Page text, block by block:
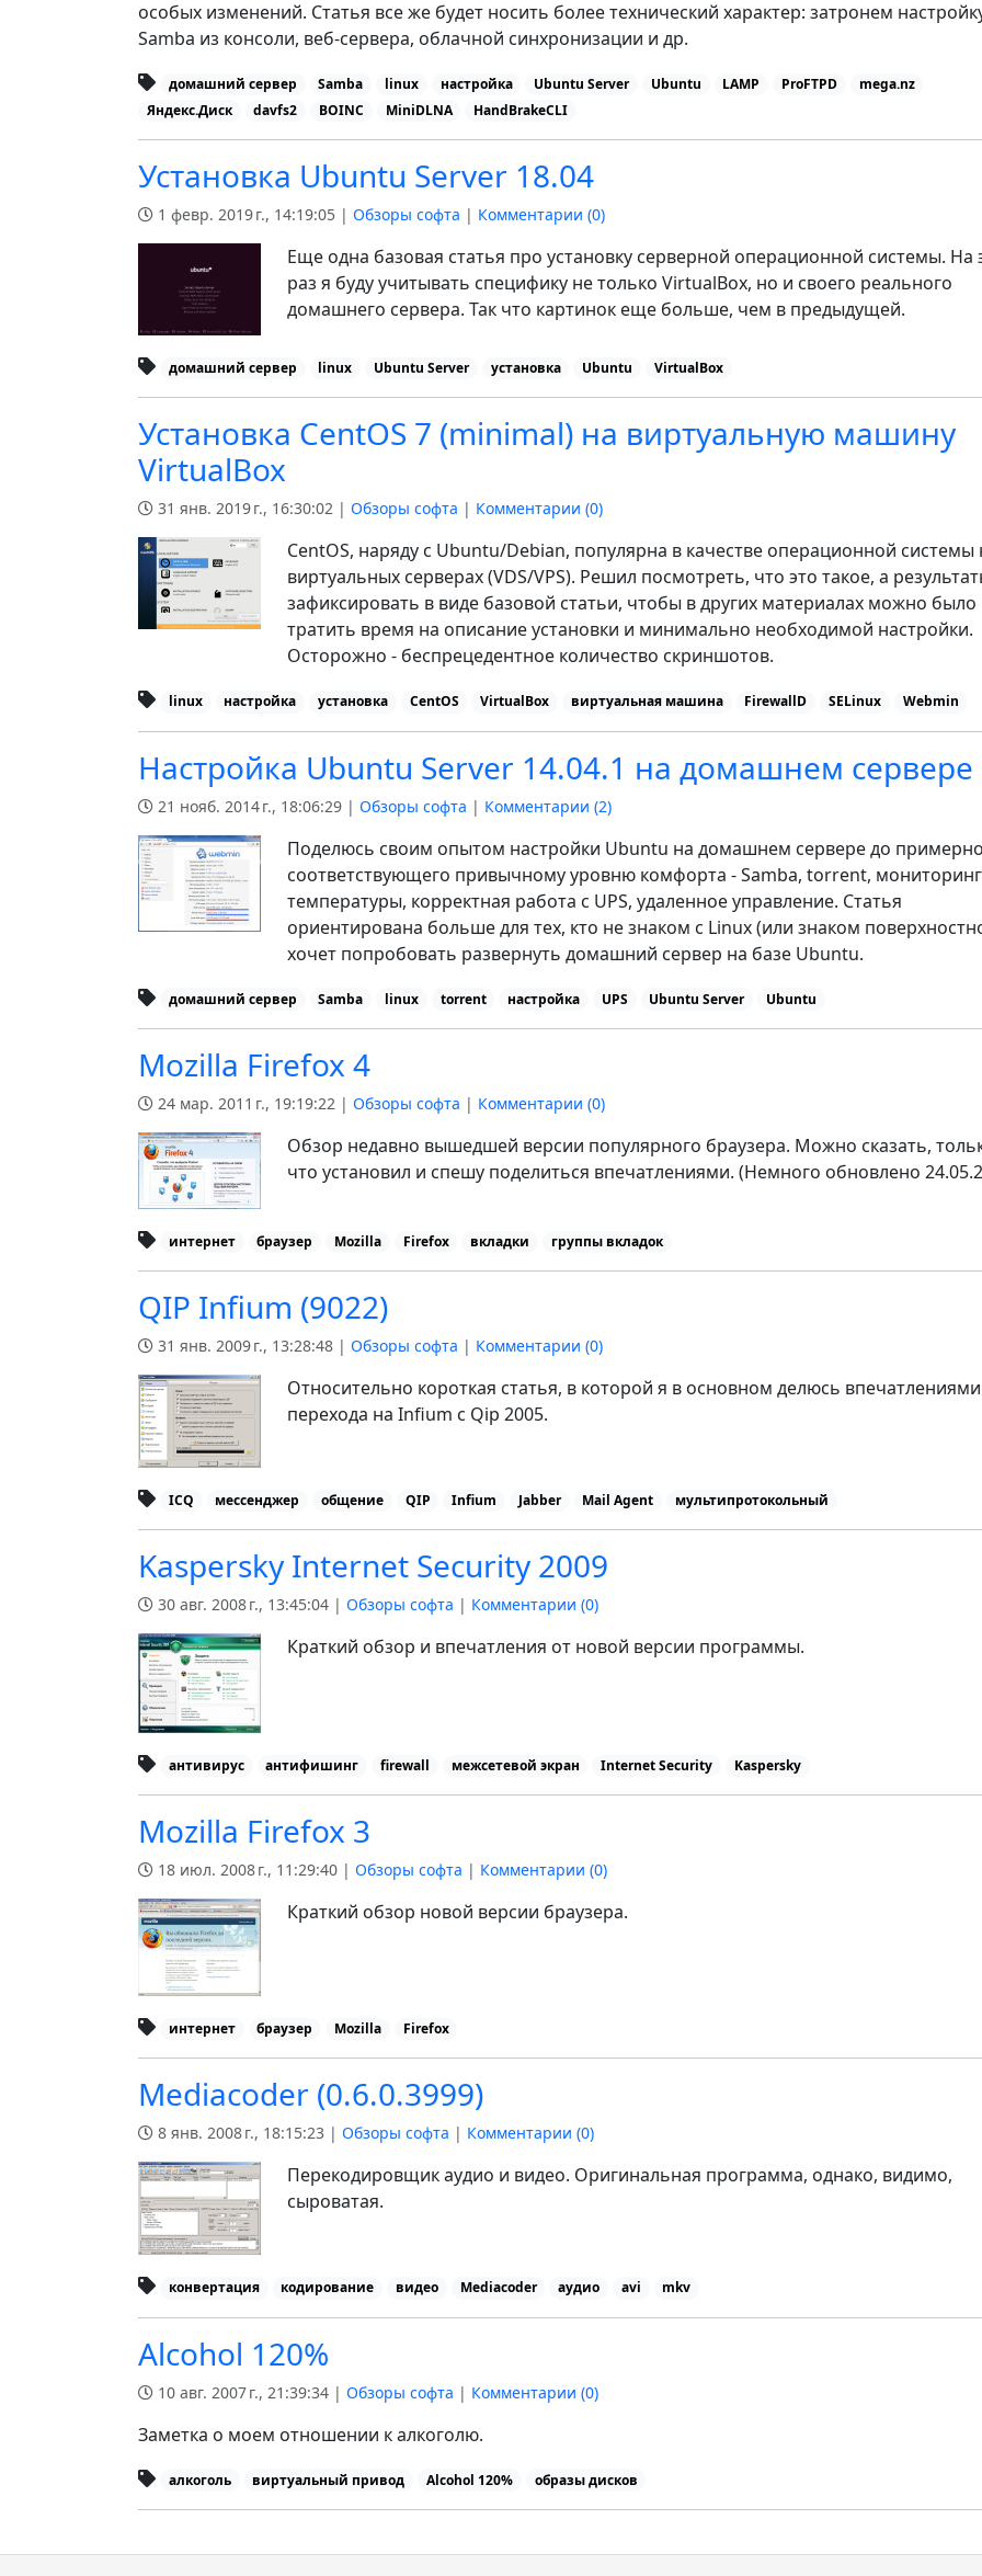
особых изменений. Статья все же будет носить более технический характер: затронем
Samba из консоли, веб-сервера, облачной синхронизации и др.
домашний сервер Samba linux настройка Ubuntu Server Ubuntu LAMP ProFTPD
mega.nz
Яндекс.Диск
davfs2 BOINC MiniDLNA HandBrakeCLI
Установка Ubuntu Server 18.04
1 февр. 2019 г., 14:19:05 | Обзоры софта | Комментарии (0)
Еще одна базовая статья про установку серверной операционной системы. На
раз я буду учитывать специфику не только VirtualBox, но и своего реального
домашнего сервера. Так что картинок еще больше, чем в предыдущей.
домашний сервер linux Ubuntu Server установка Ubuntu VirtualBox
Установка CentOS 7 (minimal) на виртуальную машину
VirtualBox
31 янв. 2019 г., 16:30:02 | Обзоры софта | Комментарии (0)
CentOS, наряду с Ubuntu/Debian, популярна в качестве операционной системы
виртуальных серверах (VDS/VPS). Решил посмотреть, что это такое, а
зафиксировать в виде базовой статьи, чтобы в других материалах можно было
тратить время на описание установки и минимально необходимой настройки.
Осторожно - беспрецедентное количество скриншотов.
linux настройка установка CentOS VirtualBox виртуальная машина FirewallD SELinux Webmin
Настройка Ubuntu Server 14.04.1 на домашнем сервере
21 нояб. 2014 г., 18:06:29 | Обзоры софта | Комментарии (2)
Поделюсь своим опытом настройки Ubuntu на домашнем сервере до примерно
соответствующего привычному уровню комфорта - Samba, torrent, мониторинг
температуры, корректная работа с UPS, удаленное управление. Статья
ориентирована больше для тех, кто не знаком с Linux (или знаком
хочет попробовать развернуть домашний сервер на базе Ubuntu.
домашний сервер Samba linux torrent настройка UPS Ubuntu Server Ubuntu
Mozilla Firefox 4
24 мар. 2011 г., 19:19:22 | Обзоры софта | Комментарии (0)
Обзор недавно вышедшей версии популярного браузера. Можно сказать,
что установил и спешу поделиться впечатлениями. (Немного обновлено
интернет браузер Mozilla Firefox вкладки группы вкладок
QIP Infium (9022)
31 янв. 2009 г., 13:28:48 | Обзоры софта | Комментарии (0)
Относительно короткая статья, в которой я в основном делюсь
перехода на Infium с Qip 2005.
ICQ мессенджер общение QIP Infium Jabber Mail Agent мультипротокольный
Kaspersky Internet Security 2009
30 авг. 2008 г., 13:45:04 | Обзоры софта | Комментарии (0)
Краткий обзор и впечатления от новой версии программы.
антивирус антифишинг firewall межсетевой экран Internet Security Kaspersky
Mozilla Firefox 3
18 июл. 2008 г., 11:29:40 | Обзоры софта | Комментарии (0)
Краткий обзор новой версии браузера.
интернет браузер Mozilla Firefox
Mediacoder (0.6.0.3999)
8 янв. 2008 г., 18:15:23 | Обзоры софта | Комментарии (0)
Перекодировщик аудио и видео. Оригинальная программа, однако, видимо,
сыроватая.
конвертация кодирование видео Mediacoder аудио avi mkv
Alcohol 120%
10 авг. 2007 г., 21:39:34 | Обзоры софта | Комментарии (0)
Заметка о моем отношении к алкоголю.
алкоголь виртуальный привод Alcohol 120% образы дисков